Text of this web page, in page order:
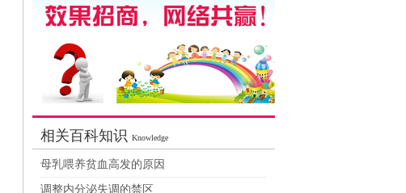
相关百科知识 Knowledge
母乳喂养贫血高发的原因
调整内分泌失调的禁区